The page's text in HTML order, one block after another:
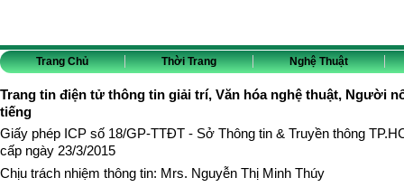
Trang Chủ Thời Trang Nghệ Thuật
Trang tin điện tử thông tin giải trí, Văn hóa nghệ thuật, Người
tiếng
Giấy phép ICP số 18/GP-TTĐT - Sở Thông tin & Truyền thông
cấp ngày 23/3/2015
Chịu trách nhiệm thông tin: Mrs. Nguyễn Thị Minh Thúy